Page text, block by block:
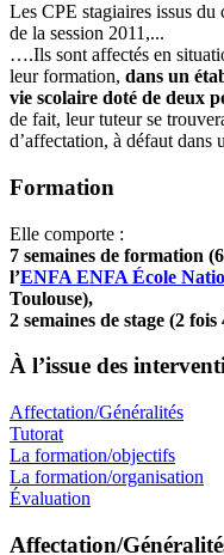
Les CPE stagiaires issus du
de la session 2011,...
….Ils sont affectés en
leur formation, dans un
vie scolaire doté de deux
de fait, leur tuteur se
d’affectation, à défaut dans
Formation
Elle comporte :
7 semaines de formation
l’ENFA ENFA École
Toulouse),
2 semaines de stage (2
À l’issue des
Affectation/Généralités
Tutorat
La formation/objectifs
La formation/organisation
Évaluation
Affectation/